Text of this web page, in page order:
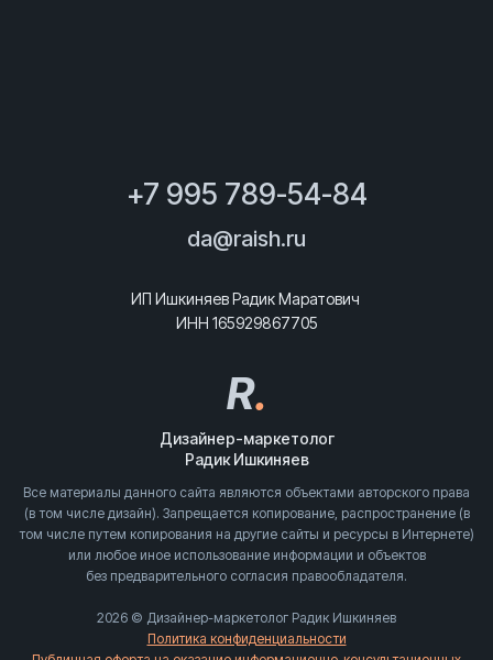
+7 995 789-54-84
da@raish.ru
ИП Ишкиняев Радик Маратович
ИНН 165929867705
R.
Дизайнер-маркетолог
Радик Ишкиняев
Все материалы данного сайта являются объектами авторского права
(в том числе дизайн). Запрещается копирование, распространение (в
том числе путем копирования на другие сайты и ресурсы в Интернете)
или любое иное использование информации и объектов
без предварительного согласия правообладателя.
2026 © Дизайнер-маркетолог Радик Ишкиняев
Политика конфиденциальности